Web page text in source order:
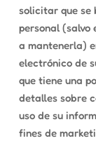
solicitar que se
personal (salvo
a mantenerla)
electrónico de
que tiene una
detalles sobre
uso de su
fines de